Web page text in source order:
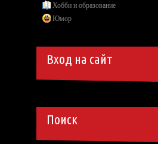
Хобби и образование
Юмор
Вход на сайт
Поиск